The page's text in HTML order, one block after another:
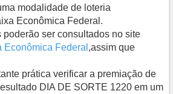
modalidade de loteria
Econômica Federal.
ser consultados no site
Econômica Federal ,assim que
prática verificar a premiação de
DIA DE SORTE 1220 em um